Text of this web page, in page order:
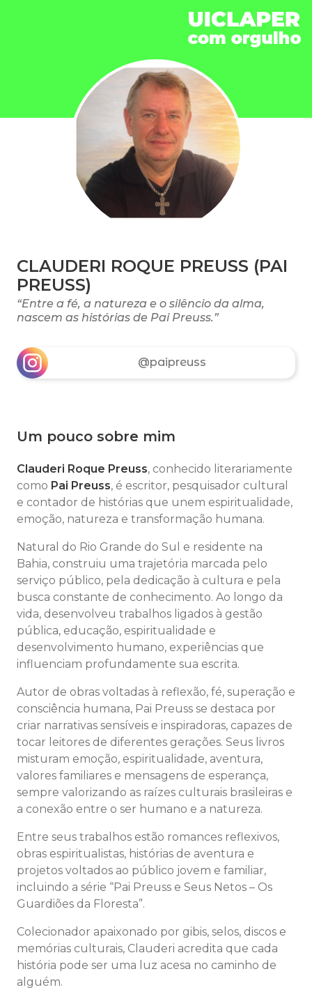
CLAUDERI ROQUE PREUSS (PAI
PREUSS)
“Entre a fé, a natureza e o silêncio da alma,
nascem as histórias de Pai Preuss.”
@paipreuss
Um pouco sobre mim
Clauderi Roque Preuss, conhecido literariamente
como Pai Preuss, é escritor, pesquisador cultural
e contador de histórias que unem espiritualidade,
emoção, natureza e transformação humana.
Natural do Rio Grande do Sul e residente na
Bahia, construiu uma trajetória marcada pelo
serviço público, pela dedicação à cultura e pela
busca constante de conhecimento. Ao longo da
vida, desenvolveu trabalhos ligados à gestão
pública, educação, espiritualidade e
desenvolvimento humano, experiências que
influenciam profundamente sua escrita.
Autor de obras voltadas à reflexão, fé, superação e
consciência humana, Pai Preuss se destaca por
criar narrativas sensíveis e inspiradoras, capazes de
tocar leitores de diferentes gerações. Seus livros
misturam emoção, espiritualidade, aventura,
valores familiares e mensagens de esperança,
sempre valorizando as raízes culturais brasileiras e
a conexão entre o ser humano e a natureza.
Entre seus trabalhos estão romances reflexivos,
obras espiritualistas, histórias de aventura e
projetos voltados ao público jovem e familiar,
incluindo a série “Pai Preuss e Seus Netos – Os
Guardiões da Floresta”.
Colecionador apaixonado por gibis, selos, discos e
memórias culturais, Clauderi acredita que cada
história pode ser uma luz acesa no caminho de
alguém.